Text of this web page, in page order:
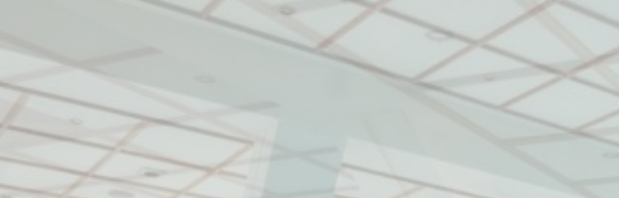
Was sind Cookies?
Cookies sind kleine Textinformationen, die von der Website verwendet
verbessern. Akzeptieren Sie alle Cookies oder wählen Sie die Kategorien,
Cookie-Richtlinie
Notwendige Cookies ermöglichen das ordnungsgemäße Funktionieren
Funktionen wie die Anmeldung im privaten Bereich oder die Navigation
Es sind keine Cookies dieser Art vorhanden.